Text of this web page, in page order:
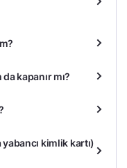
kapanır mı?
kimlik kartı)